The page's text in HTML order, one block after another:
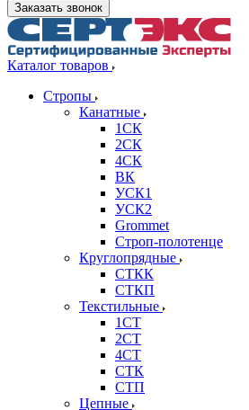
Заказать звонок
Каталог товаров
Стропы
Канатные
1СК
2СК
4СК
ВК
УСК1
УСК2
Grommet
Строп-полотенце
Круглопрядные
СТКК
СТКП
Текстильные
1СТ
2СТ
4СТ
СТК
СТП
Цепные